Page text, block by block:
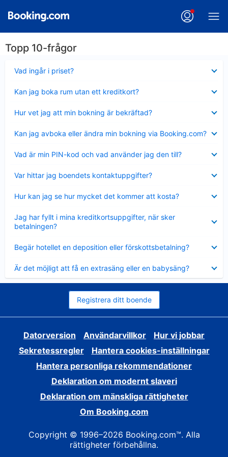
Topp 10-frågor
Vad ingår i priset?
mindre
Kan jag boka rum utan ett kreditkort?
mindre
Hur vet jag att min bokning är bekräftad?
mindre
Kan jag avboka eller ändra min bokning via Booking.com?
mindre
Vad är min PIN-kod och vad använder jag den till?
mindre
Var hittar jag boendets kontaktuppgifter?
mindre
Hur kan jag se hur mycket det kommer att kosta?
mindre
Jag har fyllt i mina kreditkortsuppgifter, när sker
betalningen?
mindre
Begär hotellet en deposition eller förskottsbetalning?
mindre
Är det möjligt att få en extrasäng eller en babysäng?
mindre
Registrera ditt boende
Datorversion Användarvillkor
Hur vi jobbar
Sekretessregler
Hantera cookies-inställningar
Hantera personliga rekommendationer
Deklaration om modernt slaveri
Deklaration om mänskliga rättigheter
Om Booking.com
Copyright © 1996–2026 Booking.com™. Alla
rättigheter förbehållna.